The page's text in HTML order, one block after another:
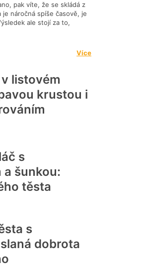
pak víte, že se skládá z
je náročná spíše časově, je
ale stojí za to,
Více
listovém
krustou i
s
a šunkou:
těsta
s
dobrota